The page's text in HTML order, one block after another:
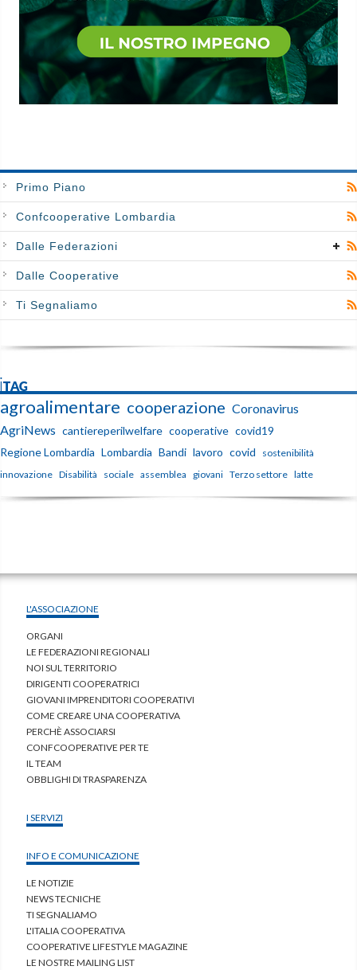
Primo Piano
Confcooperative Lombardia
Dalle Federazioni
Dalle Cooperative
Ti Segnaliamo
iTAG
agroalimentare cooperazione Coronavirus
AgriNews cantiereperilwelfare cooperative covid19
Regione Lombardia Lombardia Bandi lavoro covid
sostenibilità
innovazione Disabilità sociale assemblea giovani Terzo settore latte
L'ASSOCIAZIONE
ORGANI
LE FEDERAZIONI REGIONALI
NOI SUL TERRITORIO
DIRIGENTI COOPERATRICI
GIOVANI IMPRENDITORI COOPERATIVI
COME CREARE UNA COOPERATIVA
PERCHÈ ASSOCIARSI
CONFCOOPERATIVE PER TE
IL TEAM
OBBLIGHI DI TRASPARENZA
I SERVIZI
INFO E COMUNICAZIONE
LE NOTIZIE
NEWS TECNICHE
TI SEGNALIAMO
L'ITALIA COOPERATIVA
COOPERATIVE LIFESTYLE MAGAZINE
LE NOSTRE MAILING LIST